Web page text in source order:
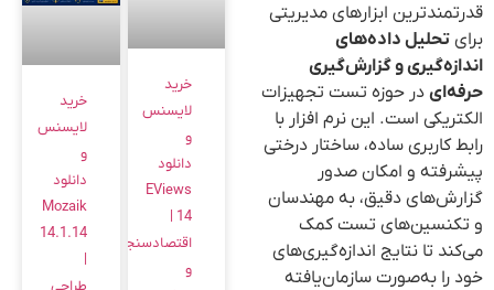
قدرتمندترین ابزارهای مدیریتی
برای تحلیل داده‌های
اندازه‌گیری و گزارش‌گیری
حرفه‌ای در حوزه تست تجهیزات
الکتریکی است. این نرم افزار با
رابط کاربری ساده، ساختار درختی
پیشرفته و امکان صدور
گزارش‌های دقیق، به مهندسان
و تکنسین‌های تست کمک
می‌کند تا نتایج اندازه‌گیری‌های
خود را به‌صورت سازمان‌یافته
خرید
لایسنس
و
دانلود
EViews
اقتصادسنجی
و
خرید
لایسنس
و
دانلود
Mozaik
14.1.14
طراحی